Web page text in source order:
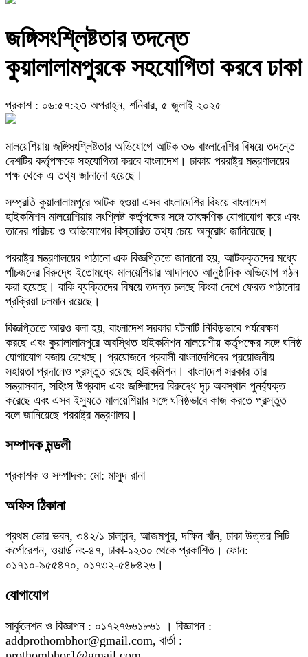
জঙ্গিসংশ্লিষ্টতার তদন্তে
কুয়ালালামপুরকে সহযোগিতা করবে ঢাকা
প্রকাশ : ০৬:৫৭:২৩ অপরাহ্ন, শনিবার, ৫ জুলাই ২০২৫
মালয়েশিয়ায় জঙ্গিসংশ্লিষ্টতার অভিযোগে আটক ৩৬ বাংলাদেশির বিষয়ে তদন্তে
দেশটির কর্তৃপক্ষকে সহযোগিতা করবে বাংলাদেশ। ঢাকায় পররাষ্ট্র মন্ত্রণালয়ের
পক্ষ থেকে এ তথ্য জানানো হয়েছে।
সম্প্রতি কুয়ালালামপুরে আটক হওয়া এসব বাংলাদেশির বিষয়ে বাংলাদেশ
হাইকমিশন মালয়েশিয়ার সংশ্লিষ্ট কর্তৃপক্ষের সঙ্গে তাৎক্ষণিক যোগাযোগ করে এবং
তাদের পরিচয় ও অভিযোগের বিস্তারিত তথ্য চেয়ে অনুরোধ জানিয়েছে।
পররাষ্ট্র মন্ত্রণালয়ের পাঠানো এক বিজ্ঞপ্তিতে জানানো হয়, আটককৃতদের মধ্যে
পাঁচজনের বিরুদ্ধে ইতোমধ্যে মালয়েশিয়ার আদালতে আনুষ্ঠানিক অভিযোগ গঠন
করা হয়েছে। বাকি ব্যক্তিদের বিষয়ে তদন্ত চলছে কিংবা দেশে ফেরত পাঠানোর
প্রক্রিয়া চলমান রয়েছে।
বিজ্ঞপ্তিতে আরও বলা হয়, বাংলাদেশ সরকার ঘটনাটি নিবিড়ভাবে পর্যবেক্ষণ
করছে এবং কুয়ালালামপুরে অবস্থিত হাইকমিশন মালয়েশীয় কর্তৃপক্ষের সঙ্গে ঘনিষ্ঠ
যোগাযোগ বজায় রেখেছে। প্রয়োজনে প্রবাসী বাংলাদেশিদের প্রয়োজনীয়
সহায়তা প্রদানেও প্রস্তুত রয়েছে হাইকমিশন। বাংলাদেশ সরকার তার
সন্ত্রাসবাদ, সহিংস উগ্রবাদ এবং জঙ্গিবাদের বিরুদ্ধে দৃঢ় অবস্থান পুনর্ব্যক্ত
করেছে এবং এসব ইস্যুতে মালয়েশিয়ার সঙ্গে ঘনিষ্ঠভাবে কাজ করতে প্রস্তুত
বলে জানিয়েছে পররাষ্ট্র মন্ত্রণালয়।
সম্পাদক মন্ডলী
প্রকাশক ও সম্পাদক: মো: মাসুদ রানা
অফিস ঠিকানা
প্রথম ভোর ভবন, ৩৪২/১ চালাবন্দ, আজমপুর, দক্ষিন খাঁন, ঢাকা উত্তর সিটি
কর্পোরেশন, ওয়ার্ড নং-৪৭, ঢাকা-১২৩০ থেকে প্রকাশিত। ফোন:
০১৭১০-৯৫৫৪৭০, ০১৭৩২-৫৪৮৪২৬।
যোগাযোগ
সার্কুলেশন ও বিজ্ঞাপন : ০১৭২৭৬৬১৮৬১ । বিজ্ঞাপন :
addprothombhor@gmail.com, বার্তা :